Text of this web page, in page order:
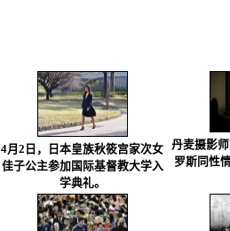
4月2日，日本皇族秋筱宫家次女
佳子公主参加国际基督教大学入
学典礼。
丹麦摄影
罗斯同性